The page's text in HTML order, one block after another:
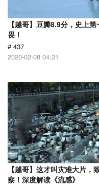
【越哥】豆瓣8.9分，史上
畏！
# 437
2020-02-08 04:21
【越哥】这才叫灾难大片
察！深度解读《流感》